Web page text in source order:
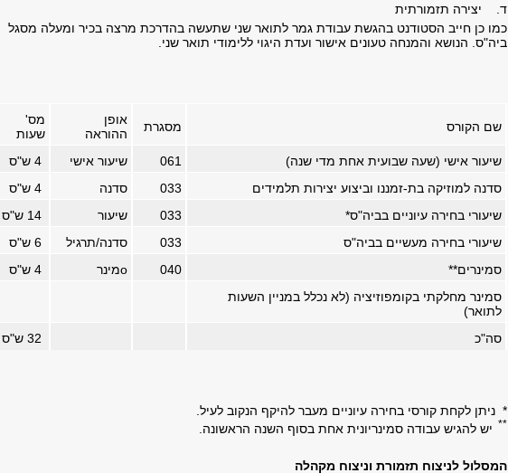
ד. יצירה תזמורתית
כמו כן חייב הסטודנט בהגשת עבודת גמר לתואר שני שתעשה בהדרכת מרצה בכיר ומעלה מסגל
ביה"ס. הנושא והמנחה טעונים אישור ועדת היגוי ללימודי תואר שני.
שם הקורס מסגרת
אופן
ההוראה
מס'
שעות
שיעור אישי (שעה שבועית אחת מדי שנה)
061 שיעור אישי 4 ש"ס
סדנה למוזיקה בת-זמננו וביצוע יצירות תלמידים
033 סדנה 4 ש"ס
שיעורי בחירה עיוניים בביה"ס*
033 שיעור 14 ש"ס
שיעורי בחירה מעשיים בביה"ס
033 סדנה/תרגיל 6 ש"ס
סמינרים**
040
oמינר 4 ש"ס
סמינר מחלקתי בקומפוזיציה (לא נכלל במניין השעות
לתואר)
סה"כ
32 ש"ס
* ניתן לקחת קורסי בחירה עיוניים מעבר להיקף הנקוב לעיל.
** יש להגיש עבודה סמינריונית אחת בסוף השנה הראשונה.
המסלול לניצוח תזמורת וניצוח מקהלה